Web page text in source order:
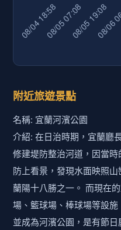
附近旅遊景點
名稱: 宜蘭河濱公園
介紹: 在日治時期，宜蘭廳
修建堤防整治河道，因當
防上看景，發現水面映照
蘭陽十八勝之一。 而現在
場、籃球場、棒球場等設施
並成為河濱公園，是有節